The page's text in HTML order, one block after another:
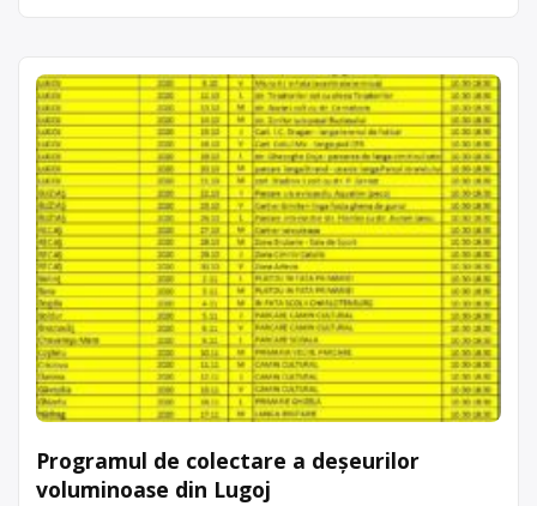
Programul de colectare a deșeurilor
voluminoase din Lugoj